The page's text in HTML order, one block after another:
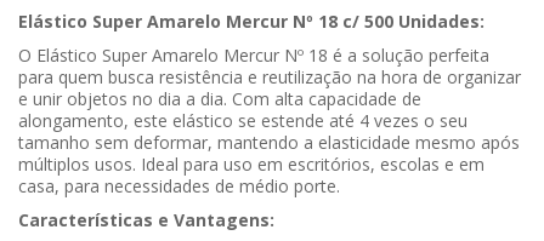
Elástico Super Amarelo Mercur Nº 18 c/ 500 Unidades:
O Elástico Super Amarelo Mercur Nº 18 é a solução perfeita
para quem busca resistência e reutilização na hora de organizar
e unir objetos no dia a dia. Com alta capacidade de
alongamento, este elástico se estende até 4 vezes o seu
tamanho sem deformar, mantendo a elasticidade mesmo após
múltiplos usos. Ideal para uso em escritórios, escolas e em
casa, para necessidades de médio porte.
Características e Vantagens: